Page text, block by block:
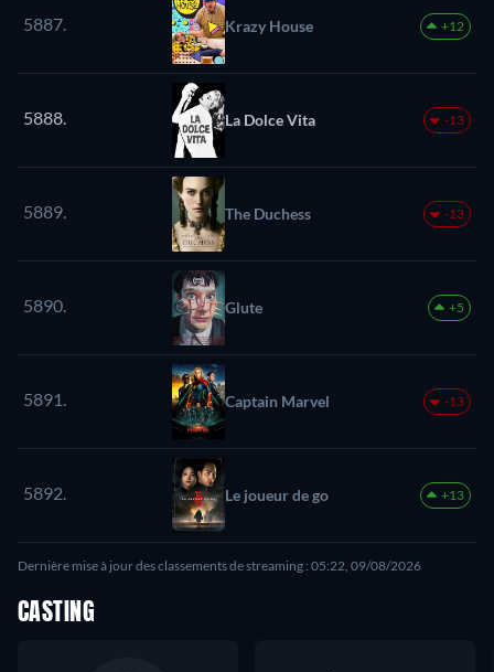
5887. Krazy House +12
5888. La Dolce Vita -13
5889. The Duchess -13
5890. Glute +5
5891. Captain Marvel -13
5892. Le joueur de go +13
Dernière mise à jour des classements de streaming : 05:22, 09/08/2026
CASTING